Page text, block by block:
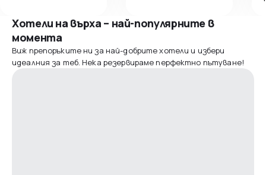
Хотели на върха – най-популярните в
момента
Виж препоръките ни за най-добрите хотели и избери
идеалния за теб. Нека резервираме перфектно пътуване!